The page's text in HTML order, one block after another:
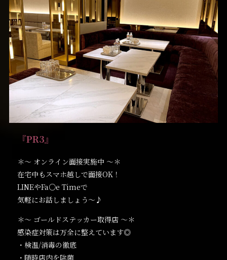
『PR3』
＊〜 オンライン面接実施中 〜＊
在宅中もスマホ越しで面接OK！
LINEやFa○e Timeで
気軽にお話しましょう〜♪
＊〜 ゴールドステッカー取得店 〜＊
感染症対策は万全に整えています◎
・検温/消毒の徹底
・随時店内を除菌